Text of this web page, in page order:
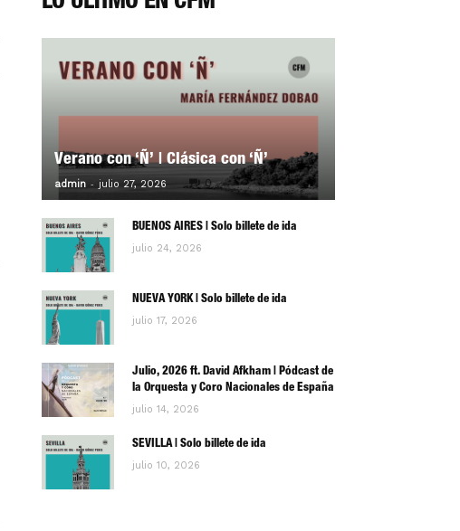
Verano con ‘Ñ’ | Clásica con ‘Ñ’
admin - julio 27, 2026 0
BUENOS AIRES | Solo billete de ida
julio 24, 2026
NUEVA YORK | Solo billete de ida
julio 17, 2026
Julio, 2026 ft. David Afkham | Pódcast de
la Orquesta y Coro Nacionales de España
julio 14, 2026
SEVILLA | Solo billete de ida
julio 10, 2026